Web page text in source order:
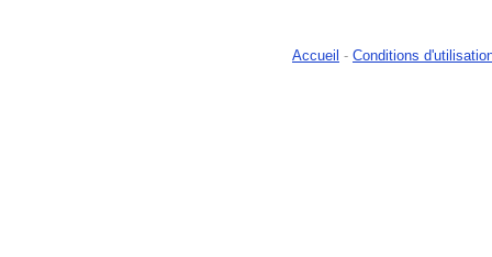
Accueil - Conditions